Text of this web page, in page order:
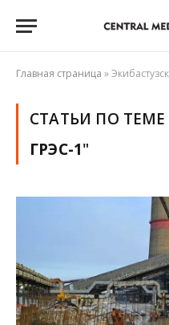
Главная страница »
СТАТЬИ ПО ТЕМЕ
ГРЭС-1"